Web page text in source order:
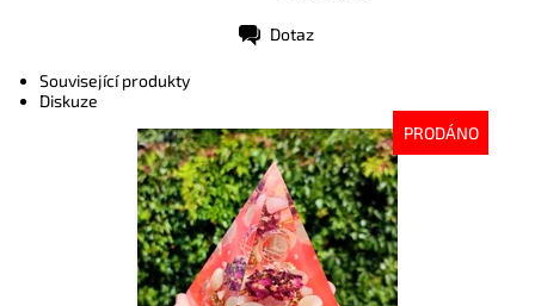
Dotaz
Související produkty
Diskuze
PRODÁNO
Dostupnost:
Vyprodáno
9210